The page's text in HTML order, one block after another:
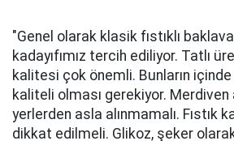
"Genel olarak klasik fıstıklı
kadayıfımız tercih ediliyor. Tatlı
kalitesi çok önemli. Bunların
kaliteli olması gerekiyor. Merdiven
yerlerden asla alınmamalı. Fıstık
dikkat edilmeli. Glikoz, şeker